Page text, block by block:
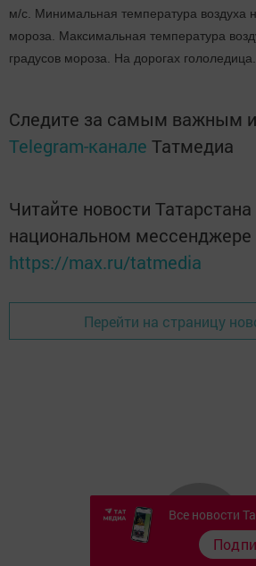
м/с. Минимальная температура воздуха
мороза. Максимальная температура
градусов мороза. На дорогах гололедица.
Следите за самым важным
Telegram-канале Татмедиа
Читайте новости Татарстана
национальном
https://max.ru/tatmedia
Перейти на страницу
Все новости